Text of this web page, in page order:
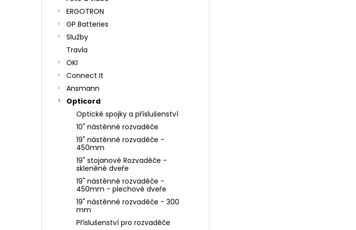
ERGOTRON
GP Batteries
Služby
Travla
OKI
Connect It
Ansmann
Opticord
Optické spojky a příslušenství
10" nástěnné rozvaděče
19" nástěnné rozvaděče -
450mm
19" stojanové Rozvaděče -
skleněné dveře
19" nástěnné rozvaděče -
450mm - plechové dveře
19" nástěnné rozvaděče - 300
mm
Příslušenství pro rozvaděče